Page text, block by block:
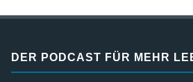
DER PODCAST FÜR MEHR